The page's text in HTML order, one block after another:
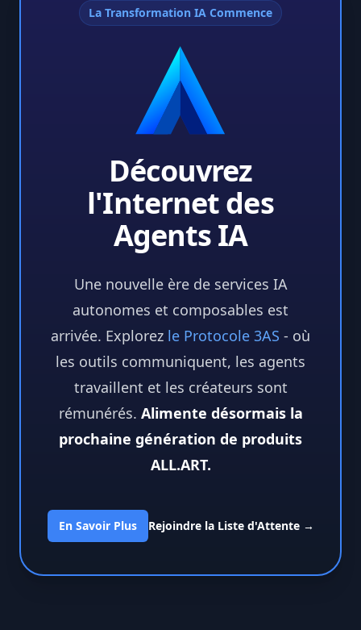
La Transformation IA Commence
Découvrez
l'Internet des
Agents IA
Une nouvelle ère de services IA
autonomes et composables est
arrivée. Explorez le Protocole 3AS - où
les outils communiquent, les agents
travaillent et les créateurs sont
rémunérés. Alimente désormais la
prochaine génération de produits
ALL.ART.
En Savoir Plus Rejoindre la Liste d'Attente →